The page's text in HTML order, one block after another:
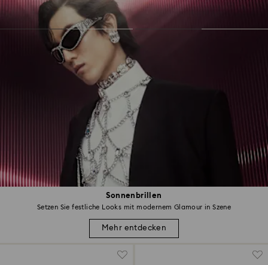
Sonnenbrillen
Setzen Sie festliche Looks mit modernem Glamour in Szene
Mehr entdecken